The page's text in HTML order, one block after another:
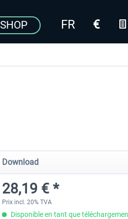
SHOP
Download
28,19 € *
Prix incl. 20% TVA
Disponible en tant que